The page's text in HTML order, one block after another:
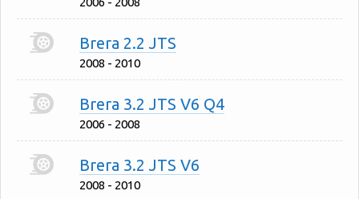
Brera 2.2 JTS
2008 - 2010
Brera 3.2 JTS V6 Q4
2006 - 2008
Brera 3.2 JTS V6
2008 - 2010